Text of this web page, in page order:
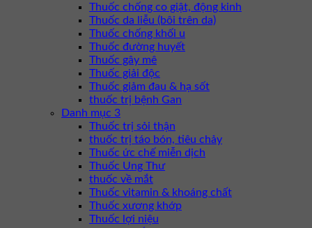
Thuốc chống co giật, động kinh
Thuốc da liễu (bôi trên da)
Thuốc chống khối u
Thuốc đường huyết
Thuốc gây mê
Thuốc giải độc
Thuốc giảm đau & hạ sốt
thuốc trị bệnh Gan
Danh mục 3
Thuốc trị sỏi thận
thuốc trị táo bón, tiêu chảy
Thuốc ức chế miễn dịch
Thuốc Ung Thư
thuốc về mắt
Thuốc vitamin & khoáng chất
Thuốc xương khớp
Thuốc lợi niệu